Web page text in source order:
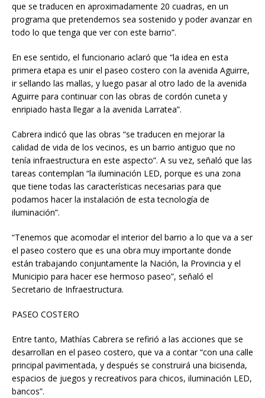
que se traducen en aproximadamente 20 cuadras, en un
programa que pretendemos sea sostenido y poder avanzar en
todo lo que tenga que ver con este barrio”.
En ese sentido, el funcionario aclaró que “la idea en esta
primera etapa es unir el paseo costero con la avenida Aguirre,
ir sellando las mallas, y luego pasar al otro lado de la avenida
Aguirre para continuar con las obras de cordón cuneta y
enripiado hasta llegar a la avenida Larratea”.
Cabrera indicó que las obras “se traducen en mejorar la
calidad de vida de los vecinos, es un barrio antiguo que no
tenía infraestructura en este aspecto”. A su vez, señaló que las
tareas contemplan “la iluminación LED, porque es una zona
que tiene todas las características necesarias para que
podamos hacer la instalación de esta tecnología de
iluminación”.
“Tenemos que acomodar el interior del barrio a lo que va a ser
el paseo costero que es una obra muy importante donde
están trabajando conjuntamente la Nación, la Provincia y el
Municipio para hacer ese hermoso paseo”, señaló el
Secretario de Infraestructura.
PASEO COSTERO
Entre tanto, Mathías Cabrera se refirió a las acciones que se
desarrollan en el paseo costero, que va a contar “con una calle
principal pavimentada, y después se construirá una bicisenda,
espacios de juegos y recreativos para chicos, iluminación LED,
bancos”.